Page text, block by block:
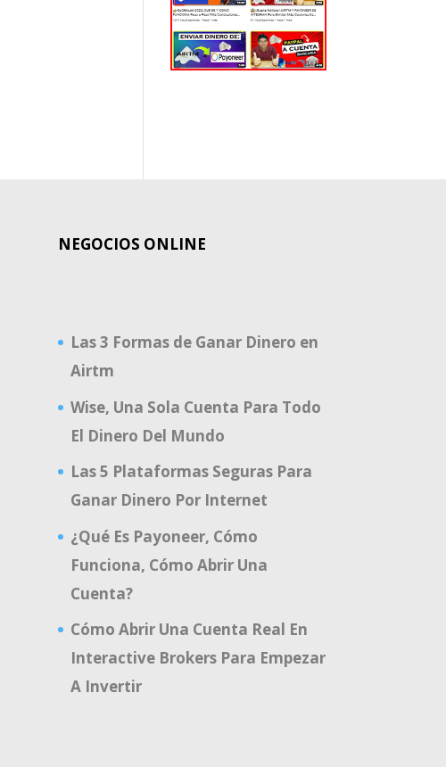
NEGOCIOS ONLINE
Las 3 Formas de Ganar Dinero en
Airtm
Wise, Una Sola Cuenta Para Todo
El Dinero Del Mundo
Las 5 Plataformas Seguras Para
Ganar Dinero Por Internet
¿Qué Es Payoneer, Cómo
Funciona, Cómo Abrir Una
Cuenta?
Cómo Abrir Una Cuenta Real En
Interactive Brokers Para Empezar
A Invertir